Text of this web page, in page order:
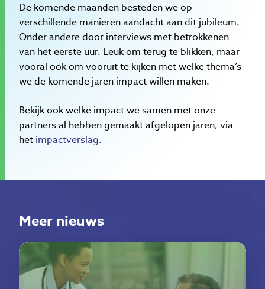
De komende maanden besteden we op
verschillende manieren aandacht aan dit jubileum.
Onder andere door interviews met betrokkenen
van het eerste uur. Leuk om terug te blikken, maar
vooral ook om vooruit te kijken met welke thema’s
we de komende jaren impact willen maken.
Bekijk ook welke impact we samen met onze
partners al hebben gemaakt afgelopen jaren, via
hetimpactverslag.
Meer nieuws